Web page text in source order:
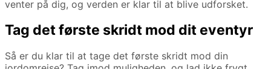
venter på dig, og verden er klar til at blive udforsket.
Tag det første skridt mod dit eventyr
Så er du klar til at tage det første skridt mod din